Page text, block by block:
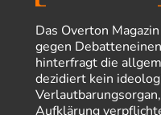
"Ohne tragfähige
„mainstraem
Grottenolmvor 5 Stunden zu:
Die von Selenskij
Krieg weiter eskaliert
Das Overton
gegen
hinterfragt die
dezidiert kein
Aufklärung